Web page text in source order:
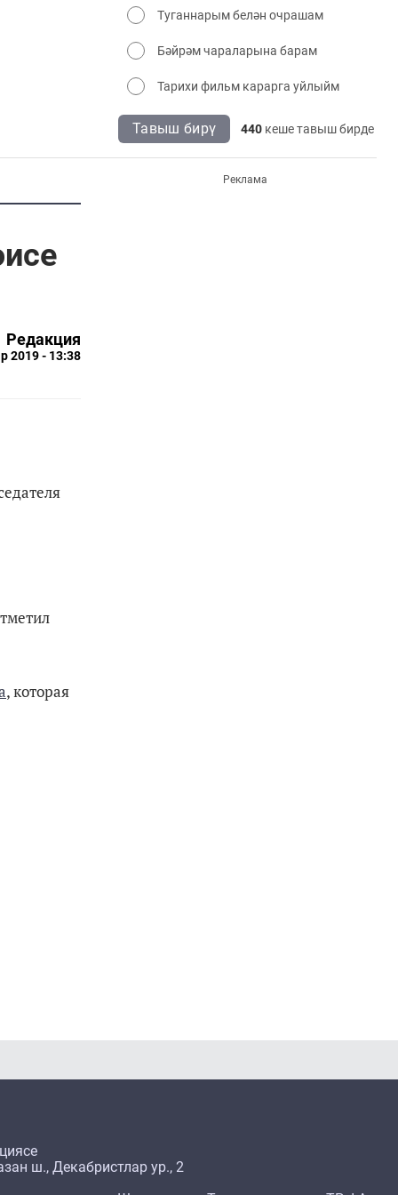
Туганнарым белән очрашам
Бәйрәм чараларына барам
Тарихи фильм карарга уйлыйм
Тавыш бирү 440 кеше тавыш бирде
Редакция
2019 - 13:38
, которая
Реклама
ш., Декабристлар ур., 2